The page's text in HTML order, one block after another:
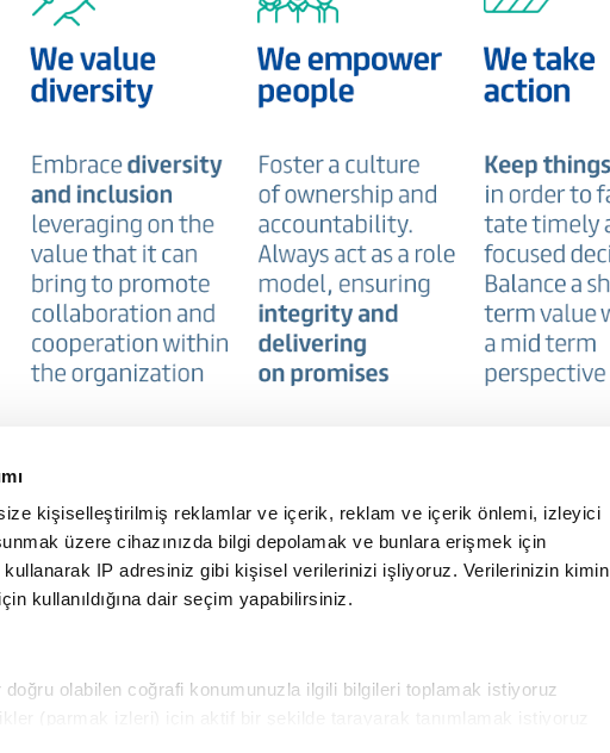
kişiselleştirilmiş reklamlar ve içerik, reklam ve içerik önlemi, izleyici
üzere cihazınızda bilgi depolamak ve bunlara erişmek için
IP adresiniz gibi kişisel verilerinizi işliyoruz. Verilerinizin kimin
kullanıldığına dair seçim yapabilirsiniz.
olabilen coğrafi konumunuzla ilgili bilgileri toplamak istiyoruz
menu